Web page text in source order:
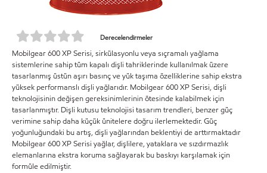
Derecelendirmeler
Mobilgear 600 XP Serisi, sirkülasyonlu veya sıçramalı yağlama
sistemlerine sahip tüm kapalı dişli tahriklerinde kullanılmak üzere
tasarlanmış üstün aşırı basınç ve yük taşıma özelliklerine sahip ekstra
yüksek performanslı dişli yağlarıdır. Mobilgear 600 XP Serisi, dişli
teknolojisinin değişen gereksinimlerinin ötesinde kalabilmek için
tasarlanmıştır. Dişli kutusu teknolojisi tasarım trendleri, benzer güç
verimine sahip daha küçük ünitelere doğru ilerlemektedir. Güç
yoğunluğundaki bu artış, dişli yağlarından beklentiyi de arttırmaktadır
Mobilgear 600 XP Serisi yağlar, dişlilere, yataklara ve sızdırmazlık
elemanlarına ekstra koruma sağlayarak bu baskıyı karşılamak için
formüle edilmiştir.